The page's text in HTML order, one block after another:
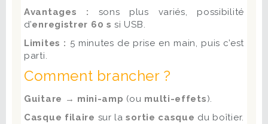
Avantages : sons plus variés, possibilité
d’enregistrer 60 s si USB.
Limites : 5 minutes de prise en main, puis c’est
parti.
Comment brancher ?
Guitare → mini-amp (ou multi-effets).
Casque filaire sur lasortie casque du boîtier.